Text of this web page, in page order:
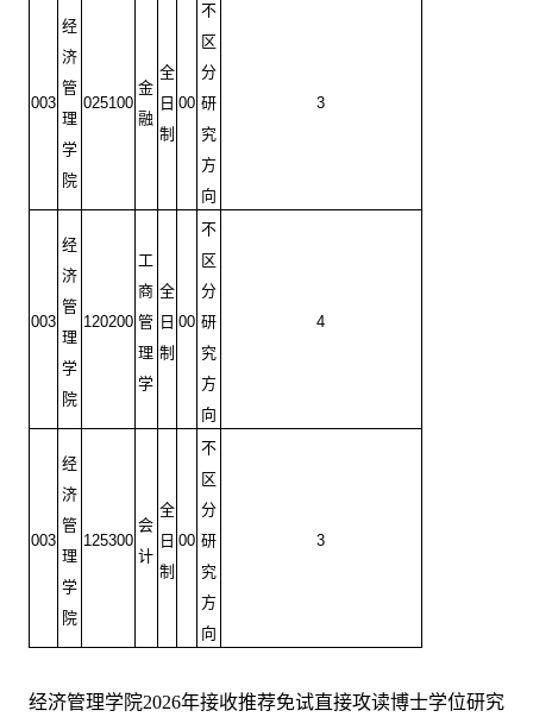
003
经
济
管
理
学
院
025100
金
融
全
日
制
00
不
区
分
研
究
方
向
3
003
经
济
管
理
学
院
120200
工
商
管
理
学
全
日
制
00
不
区
分
研
究
方
向
4
003
经
济
管
理
学
院
125300
会
计
全
日
制
00
不
区
分
研
究
方
向
3
经济管理学院2026年接收推荐免试直接攻读博士学位研究